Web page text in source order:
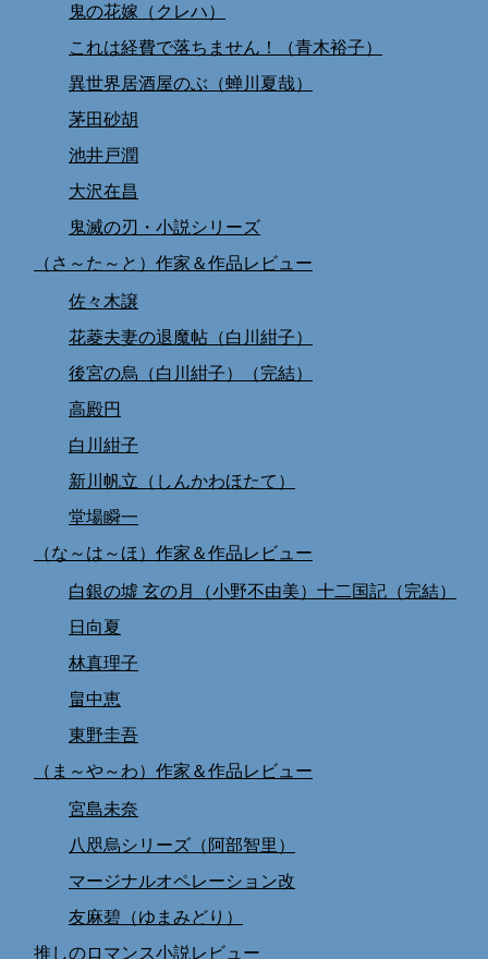
鬼の花嫁（クレハ）
これは経費で落ちません！（青木裕子）
異世界居酒屋のぶ（蝉川夏哉）
茅田砂胡
池井戸潤
大沢在昌
鬼滅の刃・小説シリーズ
（さ～た～と）作家＆作品レビュー
佐々木譲
花菱夫妻の退魔帖（白川紺子）
後宮の烏（白川紺子）（完結）
高殿円
白川紺子
新川帆立（しんかわほたて）
堂場瞬一
（な～は～ほ）作家＆作品レビュー
白銀の墟 玄の月（小野不由美）十二国記（完結）
日向夏
林真理子
畠中恵
東野圭吾
（ま～や～わ）作家＆作品レビュー
宮島未奈
八咫烏シリーズ（阿部智里）
マージナルオペレーション改
友麻碧（ゆまみどり）
推しのロマンス小説レビュー